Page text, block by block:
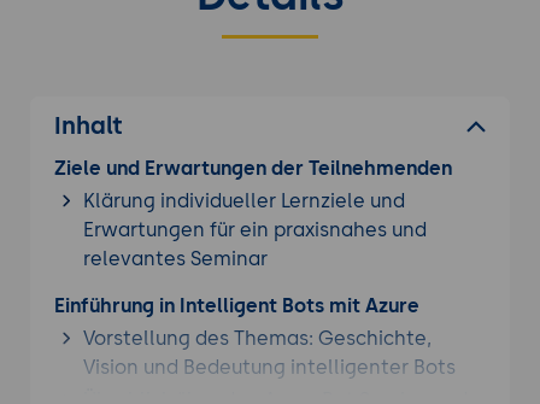
Inhalt
Ziele und Erwartungen der Teilnehmenden
Klärung individueller Lernziele und
Erwartungen für ein praxisnahes und
relevantes Seminar
Einführung in Intelligent Bots mit Azure
Vorstellung des Themas: Geschichte,
Vision und Bedeutung intelligenter Bots